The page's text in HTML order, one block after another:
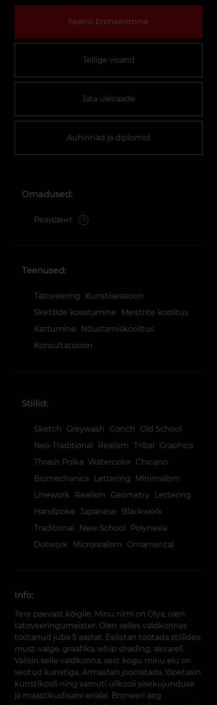
Seansi broneerimine
Tellige visand
Jäta ülevaade
Auhinnad ja diplomid
Omadused:
Резидент
Teenused:
Tätoveering
Kunstisessioon
Sketšide koostamine
Meistrite koolitus
Kattumine
Nõustamiskoolitus
Konsultatsioon
Stiilid:
Sketch Greywash Conch
Old School
Neo-Traditional
Realism Tribal
Graphics
Thrash Polka
Watercolor Chicano
Biomechanics
Lettering
Minimalism
Linework
Realism Geometry
Lettering
Handpoke Japanese
Blackwork
Traditional
New School
Polynesia
Dotwork
Microrealism Ornamental
Info:
Tere päevast kõigile. Minu nimi on Olya, olen
tätoveeringumeister. Olen selles valdkonnas
töötanud juba 5 aastat. Eelistan töötada stiilides:
must-valge, graafika, whip shading, akvarell.
Valisin selle valdkonna, sest kogu minu elu on
seotud kunstiga. Armastan joonistada, lõpetasin
kunstikooli ning samuti ülikooli sisekujunduse
ja maastikudisaini erialal. Broneeri aeg